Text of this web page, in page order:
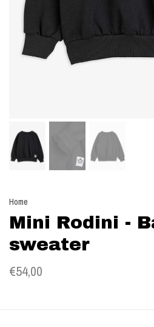
Home
Mini Rodini -
sweater
€54,00